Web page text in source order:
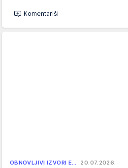
Komentariši
OBNOVLJIVI IZVORI E… 20.07.2026.